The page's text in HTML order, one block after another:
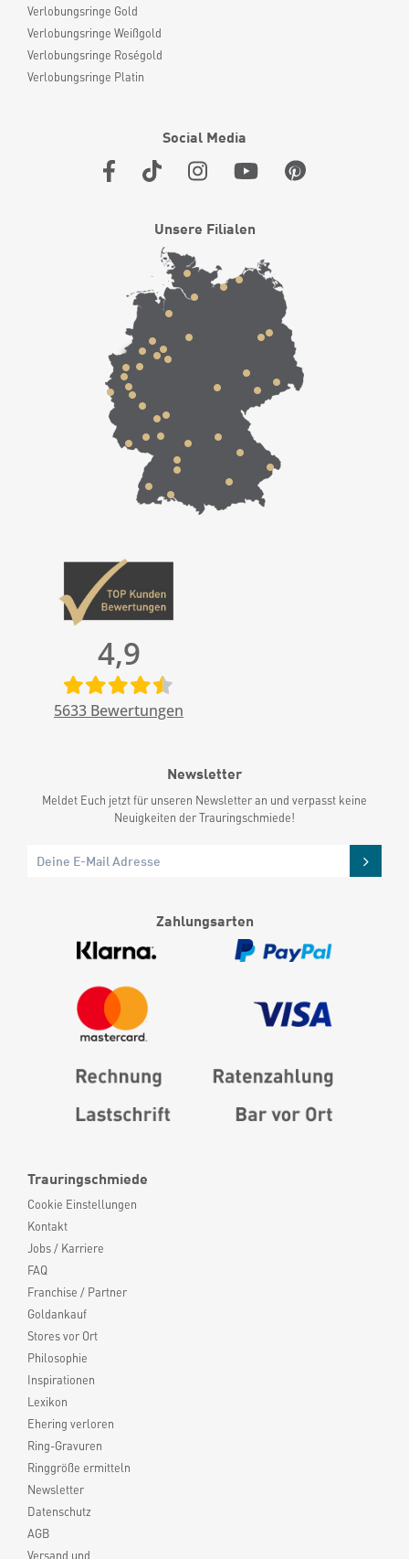
Verlobungsringe Gold
Verlobungsringe Weißgold
Verlobungsringe Roségold
Verlobungsringe Platin
Trauringschmiede
Cookie Einstellungen
Kontakt
Jobs / Karriere
FAQ
Franchise / Partner
Goldankauf
Stores vor Ort
Philosophie
Inspirationen
Lexikon
Ehering verloren
Ring-Gravuren
Ringgröße ermitteln
Newsletter
Datenschutz
AGB
Versand und
Social Media
Unsere Filialen
4,9
5633 Bewertungen
Newsletter
Meldet Euch jetzt für unseren Newsletter an und verpasst keine
Neuigkeiten der Trauringschmiede!
Zahlungsarten